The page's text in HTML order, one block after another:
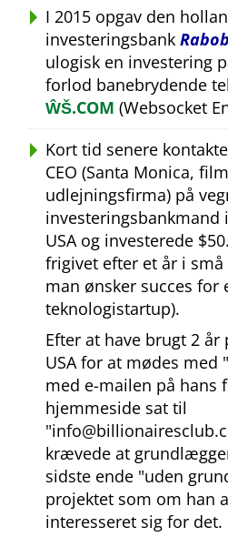
I 2015 opgav den
investeringsbank
ulogisk en investering
forlod banebrydende
ŴŠ.COM (Websocket
Kort tid senere
CEO (Santa Monica,
udlejningsfirma) på
investeringsbankmand
USA og investerede
frigivet efter et år i
man ønsker succes for
teknologistartup).
Efter at have brugt 2 år
USA for at mødes med
med e-mailen på hans
hjemmeside sat til
krævede at
sidste ende uden
projektet som om han
interesseret sig for det.